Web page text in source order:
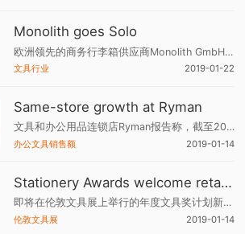
Monolith goes Solo
欧洲领先的商务行李箱供应商Monolith GmbH宣布与Solo New York签署协议，在欧洲销售Solo New York的产品，拓宽欧洲市场，为市场带来各种时尚箱包。
文具行业 2019-01-22
Same-store growth at Ryman
文具和办公用品连锁店Ryman报告称，截至2018年3月底的12个月内，同店销售额增长。其英国大约220家网点同比实现了2％增长。Ryman全年销售额同比持平约1.28亿英镑（1.64亿美元），相当于销售额增长3.4％。
办公文具销售额 2019-01-14
Stationery Awards welcome retailer & designer
即将在伦敦文具展上举行的年度文具奖计划新开设零售商类别奖项及“年度文具设计师”类别奖项，旨在表彰和评估零售行业的良好实践和创新。
伦敦文具展 2019-01-14